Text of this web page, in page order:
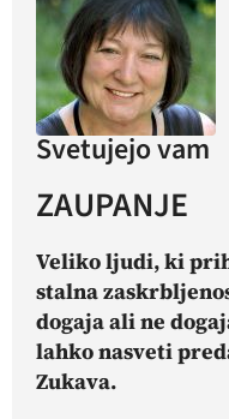
Svetujejo vam
ZAUPANJE
Veliko ljudi, ki
stalna
dogaja ali ne
lahko nasveti
Zukava.